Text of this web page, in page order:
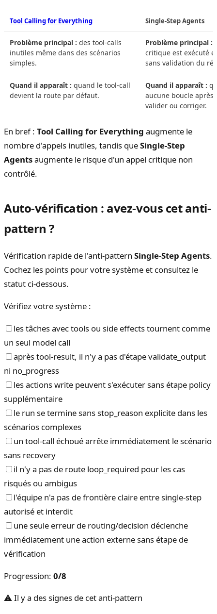
Tool Calling for Everything Single-Step Agents
Problème principal : des tool-calls
inutiles même dans des scénarios
simples.
Problème principal :
critique est exécuté
sans validation du
Quand il apparaît : quand le tool-call
devient la route par défaut.
Quand il apparaît :
aucune boucle
valider ou corriger.
En bref : Tool Calling for Everything augmente le
nombre d'appels inutiles, tandis queSingle-Step
Agentsaugmente le risque d'un appel critique non
contrôlé.
Auto-vérification : avez-vous cet anti-
pattern ?
Vérification rapide de l'anti-pattern Single-Step Agents.
Cochez les points pour votre système et consultez le
statut ci-dessous.
Vérifiez votre système :
les tâches avec tools ou side effects tournent comme
un seul model call
après tool-result, il n'y a pas d'étape validate_output
ni no_progress
les actions write peuvent s'exécuter sans étape policy
supplémentaire
le run se termine sans stop_reason explicite dans les
scénarios complexes
un tool-call échoué arrête immédiatement le scénario
sans recovery
il n'y a pas de route loop_required pour les cas
risqués ou ambigus
l'équipe n'a pas de frontière claire entre single-step
autorisé et interdit
une seule erreur de routing/decision déclenche
immédiatement une action externe sans étape de
vérification
Progression: 0/8
⚠ Il y a des signes de cet anti-pattern